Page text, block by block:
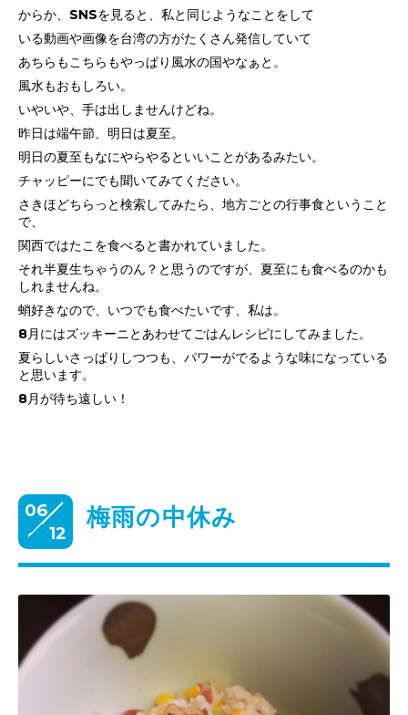
からか、 SNSを見ると、私と同じようなことをして
いる動画や画像を台湾の方がたくさん発信していて
あちらもこちらもやっぱり風水の国やなぁと。
風水もおもしろい。
いやいや、手は出しませんけどね。
昨日は端午節、明日は夏至。
明日の夏至もなにやらやるといいことがあるみたい。
チャッピーにでも聞いてみてください。
さきほどちらっと検索してみたら、地方ごとの行事食ということ
で、
関西ではたこを食べると書かれていました。
それ半夏生ちゃうのん？と思うのですが、夏至にも食べるのかも
しれませんね。
蛸好きなので、いつでも食べたいです、私は。
8月にはズッキーニとあわせてごはんレシピにしてみました。
夏らしいさっぱりしつつも、パワーがでるような味になっている
と思います。
8月が待ち遠しい！
06
12
梅雨の中休み